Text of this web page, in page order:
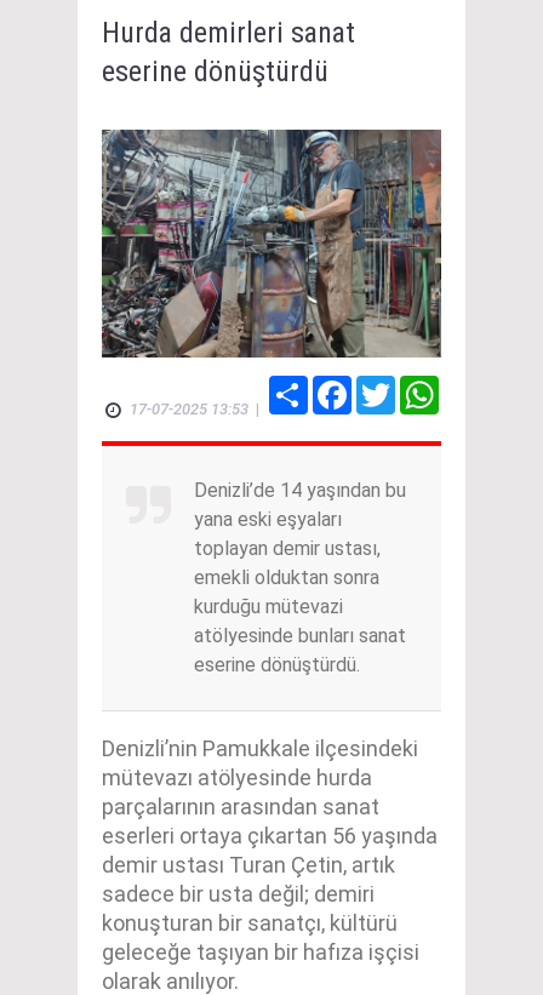
Hurda demirleri sanat
eserine dönüştürdü
17-07-2025 13:53 |
Share FacebookTwitter
Denizli’de 14 yaşından bu
yana eski eşyaları
toplayan demir ustası,
emekli olduktan sonra
kurduğu mütevazi
atölyesinde bunları sanat
eserine dönüştürdü.
Denizli’nin Pamukkale ilçesindeki
mütevazı atölyesinde hurda
parçalarının arasından sanat
eserleri ortaya çıkartan 56 yaşında
demir ustası Turan Çetin, artık
sadece bir usta değil; demiri
konuşturan bir sanatçı, kültürü
geleceğe taşıyan bir hafıza işçisi
olarak anılıyor.